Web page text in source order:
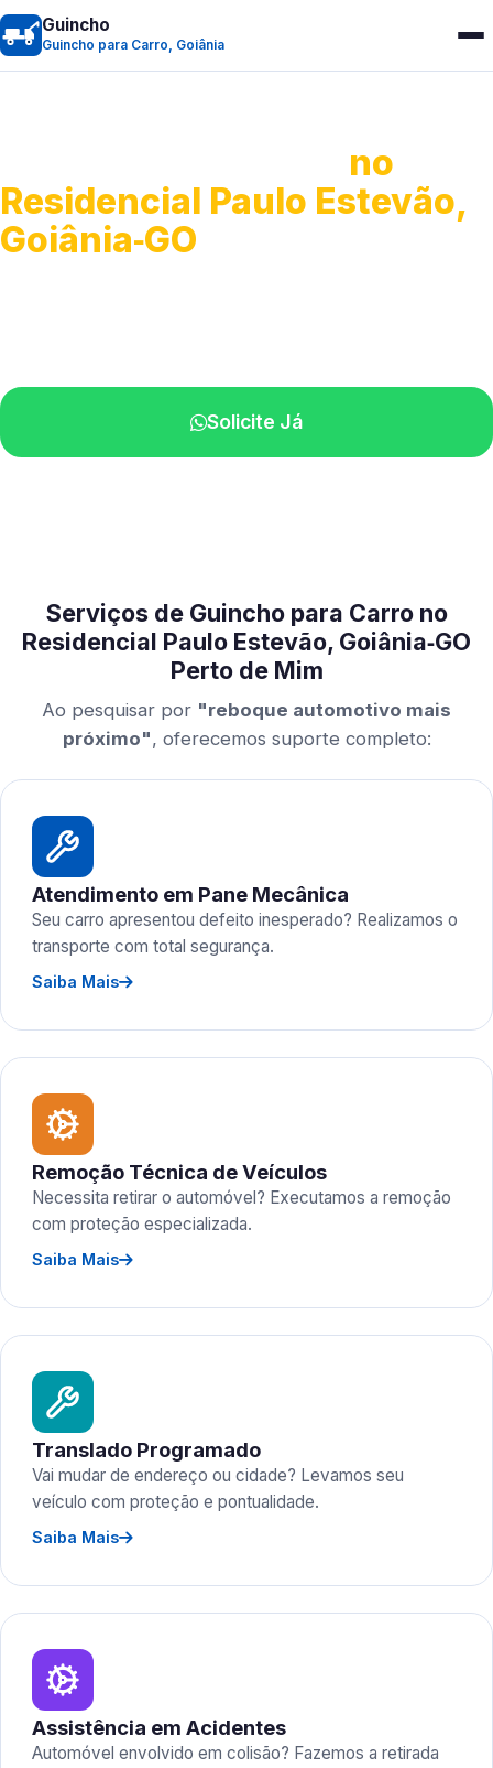
Guincho
Guincho para Carro, Goiânia
no
Residencial Paulo Estevão,
Goiânia‑GO
Solicite Já
Serviços de Guincho para Carro no
Residencial Paulo Estevão, Goiânia‑GO
Perto de Mim
Ao pesquisar por "reboque automotivo mais
próximo", oferecemos suporte completo:
Atendimento em Pane Mecânica
Seu carro apresentou defeito inesperado? Realizamos o
transporte com total segurança.
Saiba Mais
Remoção Técnica de Veículos
Necessita retirar o automóvel? Executamos a remoção
com proteção especializada.
Saiba Mais
Translado Programado
Vai mudar de endereço ou cidade? Levamos seu
veículo com proteção e pontualidade.
Saiba Mais
Assistência em Acidentes
Automóvel envolvido em colisão? Fazemos a retirada